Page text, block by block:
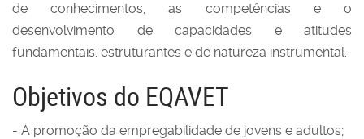
de conhecimentos, as competências e o
desenvolvimento de capacidades e atitudes
fundamentais, estruturantes e de natureza instrumental.
Objetivos do EQAVET
- A promoção da empregabilidade de jovens e adultos;